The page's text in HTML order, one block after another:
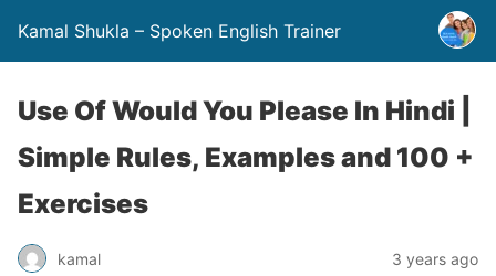
Kamal Shukla – Spoken English Trainer
Use Of Would You Please In Hindi |
Simple Rules, Examples and 100 +
Exercises
kamal 3 years ago